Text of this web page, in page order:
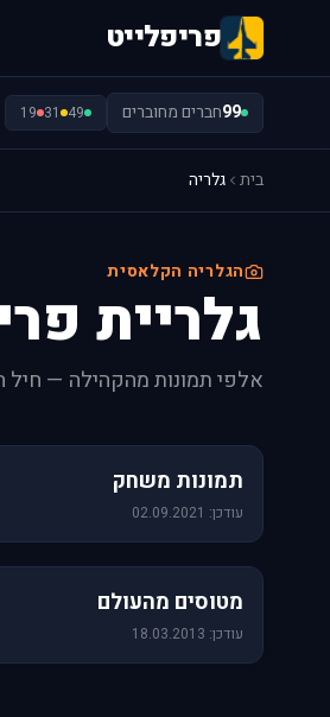
פריפלייט
99חברים מחוברים 49
31
19
בית גלריה
הגלריה הקלאסית
גלריית
אלפי תמונות מהקהילה — חיל
תמונות משחק
עודכן: 02.09.2021
מטוסים מהעולם
עודכן: 18.03.2013